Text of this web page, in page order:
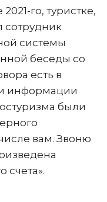
го, туристке,
сотрудник
системы
беседы со
есть в
информации
были
вам. Звоню
счета».